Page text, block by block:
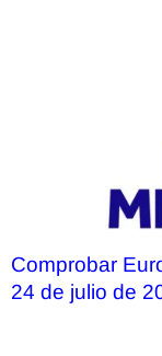
Comprobar
24 de julio de